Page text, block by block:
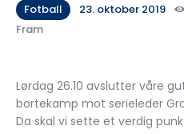
Skøyter
Fotball 23. oktober 2019
Fram
Lørdag 26.10 avslutter våre
bortekamp mot serieleder
Da skal vi sette et verdig